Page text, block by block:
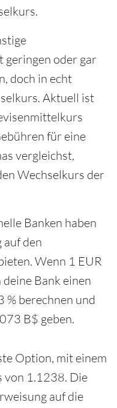
geringen oder gar
doch in echt
Aktuell ist
für eine
vergleichst,
Wechselkurs der
Banken haben
auf den
Wenn 1 EUR
Bank einen
% berechnen und
B$ geben.
Option, mit einem
von 1.1238. Die
auf die